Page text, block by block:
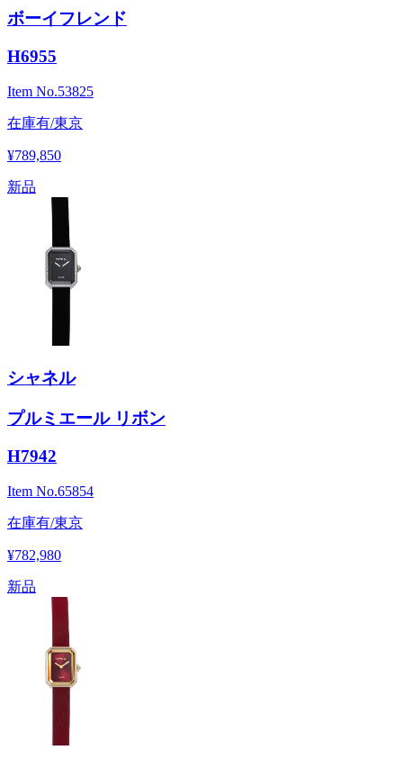
ボーイフレンド
H6955
Item No.53825
在庫有/東京
¥789,850
新品
シャネル
プルミエール リボン
H7942
Item No.65854
在庫有/東京
¥782,980
新品